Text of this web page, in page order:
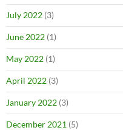
July 2022 (3)
June 2022 (1)
May 2022 (1)
April 2022 (3)
January 2022 (3)
December 2021 (5)